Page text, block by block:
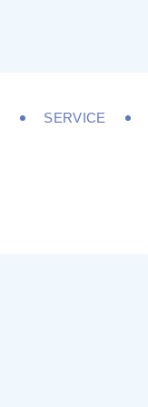
SERVICE